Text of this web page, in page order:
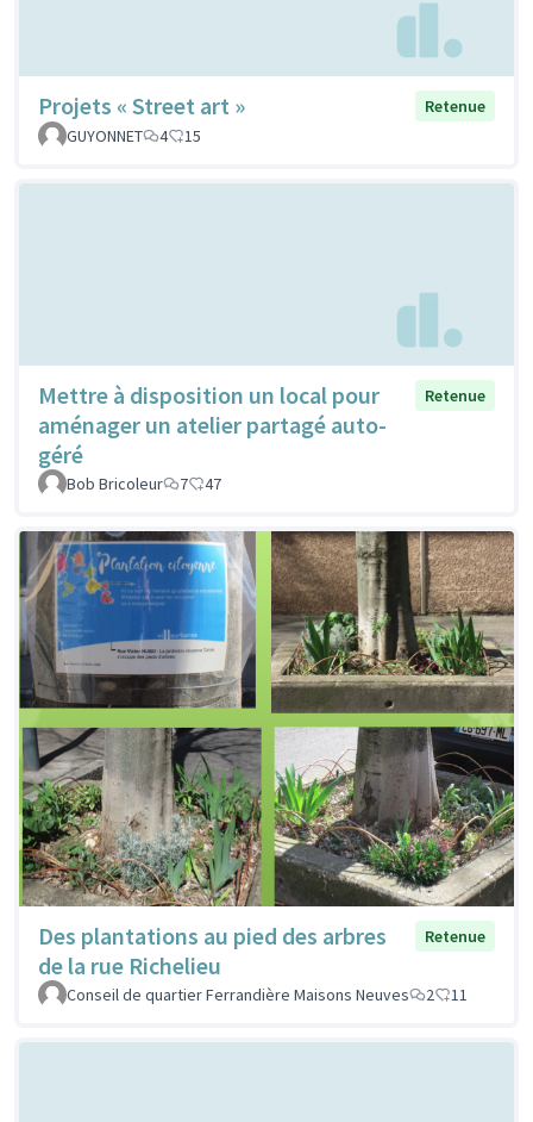
Projets « Street art »
Retenue
GUYONNET
4 15
Mettre à disposition un local pour
aménager un atelier partagé auto-
géré
Retenue
Bob Bricoleur 7 47
Des plantations au pied des arbres
de la rue Richelieu
Retenue
Conseil de quartier Ferrandière Maisons Neuves 2 11